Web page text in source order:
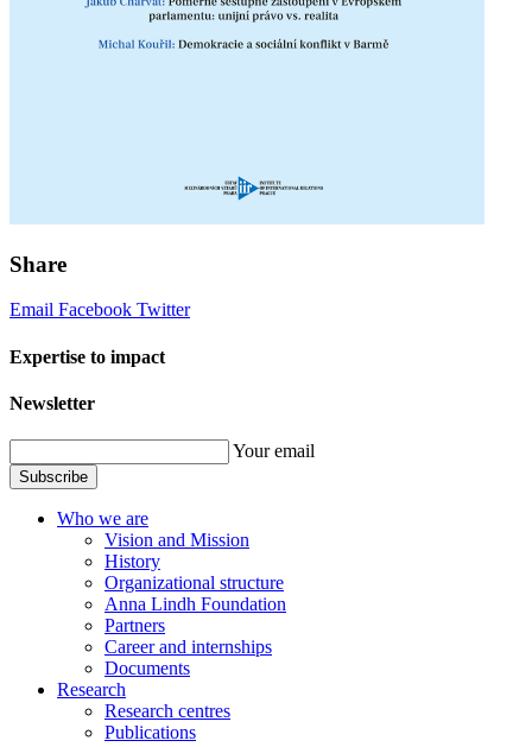
Share
Email Facebook Twitter
Expertise to impact
Newsletter
Your email
Subscribe
Who we are
Vision and Mission
History
Organizational structure
Anna Lindh Foundation
Partners
Career and internships
Documents
Research
Research centres
Publications